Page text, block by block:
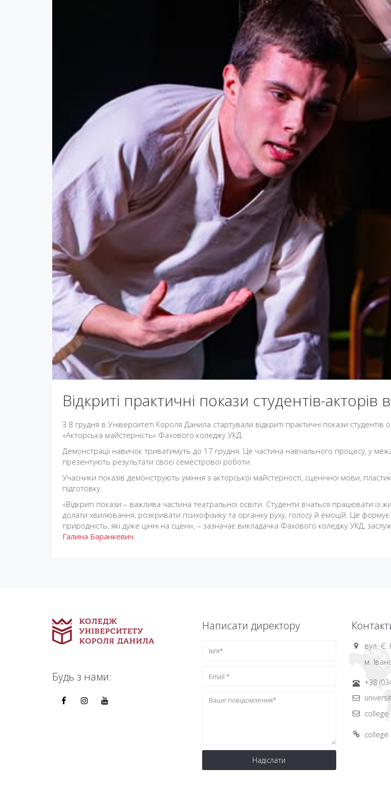
Відкриті практичні покази студентів-акторів
З 8 грудня в Університеті Короля Данила стартували відкриті практичні покази студентів
«Акторська майстерність» Фахового коледжу УКД.
Демонстрації навичок триватимуть до 17 грудня. Це частина навчального процесу, у
презентують результати своєї семестрової роботи.
Учасники показів демонструють уміння з акторської майстерності, сценічної мови,
підготовку.
«Відкриті покази – важлива частина театральної освіти. Студенти вчаться працювати із
долати хвилювання, розкривати психофізику та органіку руху, голосу й емоцій. Це
природність, які дуже цінні на сцені», – зазначає викладачка Фахового коледжу УКД,
Галина Баранкевич.
Будь з нами:
Написати директору
Надіслати
вул. Є.
м.
+38